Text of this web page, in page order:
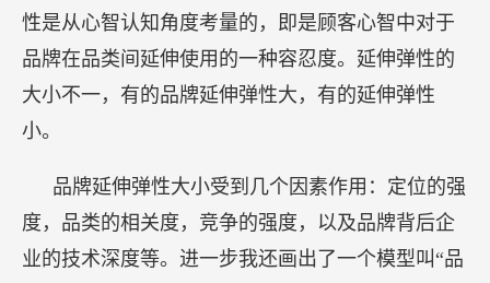
性是从心智认知角度考量的，即是顾客心智中对于
品牌在品类间延伸使用的一种容忍度。延伸弹性的
大小不一，有的品牌延伸弹性大，有的延伸弹性
小。
品牌延伸弹性大小受到几个因素作用：定位的强
度，品类的相关度，竞争的强度，以及品牌背后企
业的技术深度等。进一步我还画出了一个模型叫“品